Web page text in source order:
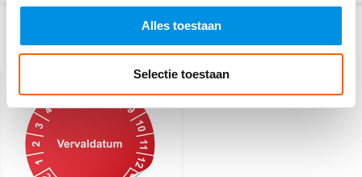
Alles toestaan
Selectie toestaan
Recent bekeken
DIVERSE AFMETINGEN